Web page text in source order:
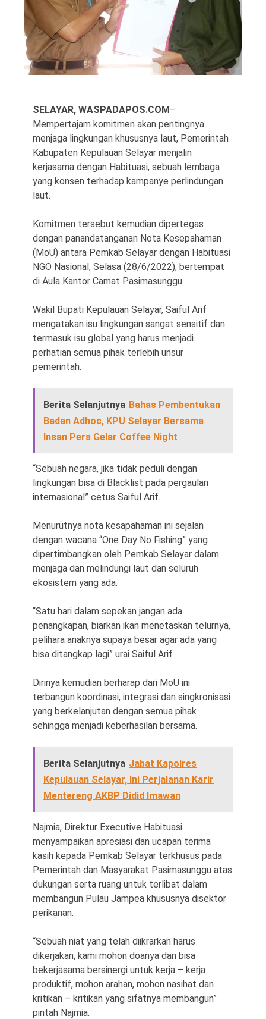
Copyright
Theme
SELAYAR, WASPADAPOS.COM–
Mempertajam komitmen akan pentingnya
menjaga lingkungan khususnya laut, Pemerintah
Kabupaten Kepulauan Selayar menjalin
kerjasama dengan Habituasi, sebuah lembaga
yang konsen terhadap kampanye perlindungan
laut.
Komitmen tersebut kemudian dipertegas
dengan panandatanganan Nota Kesepahaman
(MoU) antara Pemkab Selayar dengan Habituasi
NGO Nasional, Selasa (28/6/2022), bertempat
di Aula Kantor Camat Pasimasunggu.
Wakil Bupati Kepulauan Selayar, Saiful Arif
mengatakan isu lingkungan sangat sensitif dan
termasuk isu global yang harus menjadi
perhatian semua pihak terlebih unsur
pemerintah.
Berita Selanjutnya Bahas Pembentukan
Badan Adhoc, KPU Selayar Bersama
Insan Pers Gelar Coffee Night
“Sebuah negara, jika tidak peduli dengan
lingkungan bisa di Blacklist pada pergaulan
internasional” cetus Saiful Arif.
Menurutnya nota kesapahaman ini sejalan
dengan wacana “One Day No Fishing” yang
dipertimbangkan oleh Pemkab Selayar dalam
menjaga dan melindungi laut dan seluruh
ekosistem yang ada.
“Satu hari dalam sepekan jangan ada
penangkapan, biarkan ikan menetaskan telurnya,
pelihara anaknya supaya besar agar ada yang
bisa ditangkap lagi” urai Saiful Arif
Dirinya kemudian berharap dari MoU ini
terbangun koordinasi, integrasi dan singkronisasi
yang berkelanjutan dengan semua pihak
sehingga menjadi keberhasilan bersama.
Berita Selanjutnya Jabat Kapolres
Kepulauan Selayar, Ini Perjalanan Karir
Mentereng AKBP Didid Imawan
Najmia, Direktur Executive Habituasi
menyampaikan apresiasi dan ucapan terima
kasih kepada Pemkab Selayar terkhusus pada
Pemerintah dan Masyarakat Pasimasunggu atas
dukungan serta ruang untuk terlibat dalam
membangun Pulau Jampea khususnya disektor
perikanan.
“Sebuah niat yang telah diikrarkan harus
dikerjakan, kami mohon doanya dan bisa
bekerjasama bersinergi untuk kerja – kerja
produktif, mohon arahan, mohon nasihat dan
kritikan – kritikan yang sifatnya membangun”
pintah Najmia.